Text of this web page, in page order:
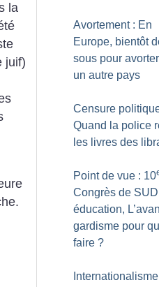
la
juif)
Avortement : En
Europe, bientôt
sous pour
un autre pays
Censure
Quand la police
les livres des
Point de vue : 10
Congrès de SUD
éducation,
gardisme pour
faire ?